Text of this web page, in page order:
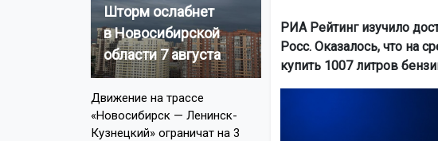
Шторм ослабнет
в Новосибирской
области 7 августа
Движение на трассе
«Новосибирск — Ленинск-
Кузнецкий» ограничат на 3
РИА Рейтинг изучило
Росс. Оказалось, что на
купить 1007 литров